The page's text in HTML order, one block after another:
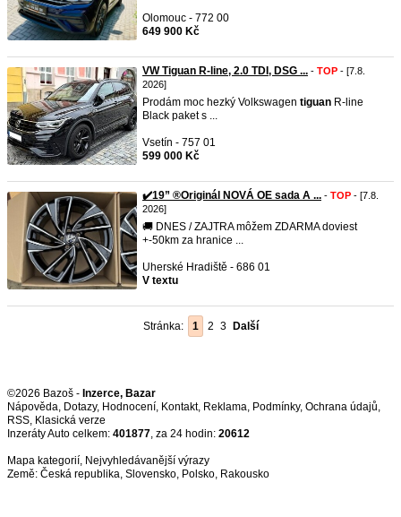
Olomouc - 772 00
649 900 Kč
VW Tiguan R-line, 2.0 TDI, DSG ... - TOP - [7.8.
2026]
Prodám moc hezký Volkswagen tiguan R-line
Black paket s ...
Vsetín - 757 01
599 000 Kč
✔️19” ®Originál NOVÁ OE sada A ... - TOP - [7.8.
2026]
🚚 DNES / ZAJTRA môžem ZDARMA doviest
+-50km za hranice ...
Uherské Hradiště - 686 01
V textu
Stránka: 1 2 3 Další
©2026 Bazoš - Inzerce, Bazar
Nápověda, Dotazy, Hodnocení, Kontakt, Reklama, Podmínky, Ochrana údajů,
RSS,
Inzeráty Auto celkem: 401877, za 24 hodin: 20612
Mapa kategorií, Nejvyhledávanější výrazy
Země: Česká republika, Slovensko, Polsko, Rakousko